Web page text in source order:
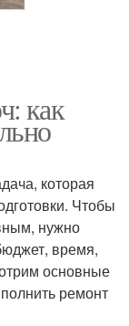
как
которая
Чтобы
нужно
время,
основные
ремонт